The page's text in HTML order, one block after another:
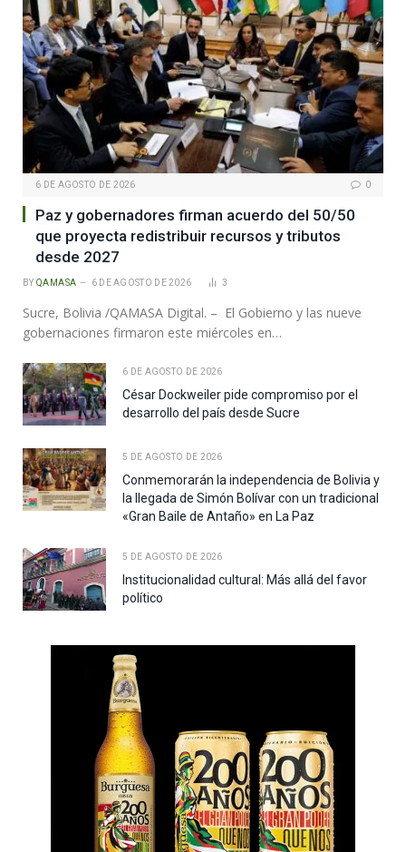
6 DE AGOSTO DE 2026 0
Paz y gobernadores firman acuerdo del 50/50
que proyecta redistribuir recursos y tributos
desde 2027
BY QAMASA 6 DE AGOSTO DE 2026 3
Sucre, Bolivia /QAMASA Digital. – El Gobierno y las nueve
gobernaciones firmaron este miércoles en…
6 DE AGOSTO DE 2026
César Dockweiler pide compromiso por el
desarrollo del país desde Sucre
5 DE AGOSTO DE 2026
Conmemorarán la independencia de Bolivia y
la llegada de Simón Bolívar con un tradicional
«Gran Baile de Antaño» en La Paz
5 DE AGOSTO DE 2026
Institucionalidad cultural: Más allá del favor
político